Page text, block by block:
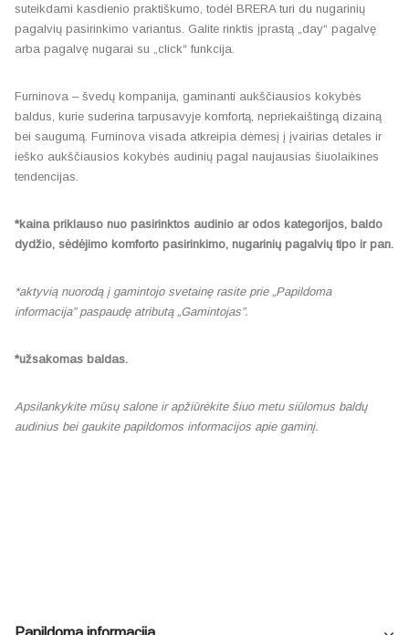
suteikdami kasdienio praktiškumo, todėl BRERA turi du nugarinių
pagalvių pasirinkimo variantus. Galite rinktis įprastą „day“ pagalvę
arba pagalvę nugarai su „click“ funkcija.
Furninova – švedų kompanija, gaminanti aukščiausios kokybės
baldus, kurie suderina tarpusavyje komfortą, nepriekaištingą dizainą
bei saugumą. Furninova visada atkreipia dėmesį į įvairias detales ir
ieško aukščiausios kokybės audinių pagal naujausias šiuolaikines
tendencijas.
*kaina priklauso nuo pasirinktos audinio ar odos kategorijos, baldo
dydžio, sėdėjimo komforto pasirinkimo, nugarinių pagalvių tipo ir pan.
*aktyvią nuorodą į gamintojo svetainę rasite prie „Papildoma
informacija” paspaudę atributą „Gamintojas”.
*užsakomas baldas.
Apsilankykite mūsų salone ir apžiūrėkite šiuo metu siūlomus baldų
audinius bei gaukite papildomos informacijos apie gaminį.